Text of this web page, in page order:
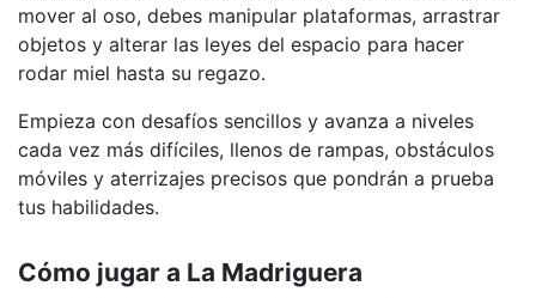
mover al oso, debes manipular plataformas, arrastrar
objetos y alterar las leyes del espacio para hacer
rodar miel hasta su regazo.
Empieza con desafíos sencillos y avanza a niveles
cada vez más difíciles, llenos de rampas, obstáculos
móviles y aterrizajes precisos que pondrán a prueba
tus habilidades.
Cómo jugar a La Madriguera